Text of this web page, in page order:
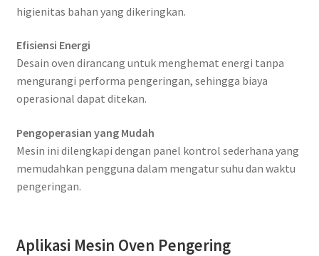
higienitas bahan yang dikeringkan.
Efisiensi Energi
Desain oven dirancang untuk menghemat energi tanpa
mengurangi performa pengeringan, sehingga biaya
operasional dapat ditekan.
Pengoperasian yang Mudah
Mesin ini dilengkapi dengan panel kontrol sederhana yang
memudahkan pengguna dalam mengatur suhu dan waktu
pengeringan.
Aplikasi Mesin Oven Pengering